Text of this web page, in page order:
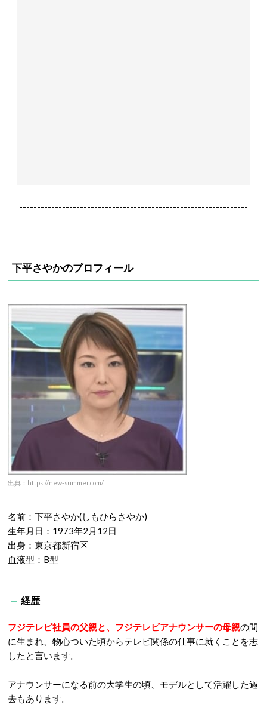
----------------------------------------------------------------
下平さやかのプロフィール
出典：https://new-summer.com/
名前：下平さやか(しもひらさやか)
生年月日： 1973年2 月 12日
出身：東京都新宿区
血液型： B型
経歴
フジテレビ社員の父親と、フジテレビアナウンサーの母親の間
に生まれ、物心ついた頃からテレビ関係の仕事に就くことを志
したと言います。
アナウンサーになる前の大学生の頃、モデルとして活躍した過
去もあります。